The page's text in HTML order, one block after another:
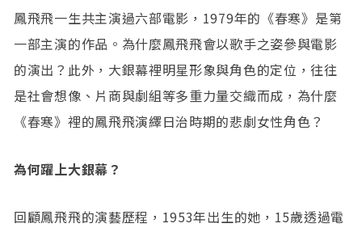
鳳飛飛一生共主演過六部電影，1979年的《春寒》是第
一部主演的作品。為什麼鳳飛飛會以歌手之姿參與電影
的演出？此外，大銀幕裡明星形象與角色的定位，往往
是社會想像、片商與劇組等多重力量交織而成，為什麼
《春寒》裡的鳳飛飛演繹日治時期的悲劇女性角色？
為何躍上大銀幕？
回顧鳳飛飛的演藝歷程，1953年出生的她，15歲透過電